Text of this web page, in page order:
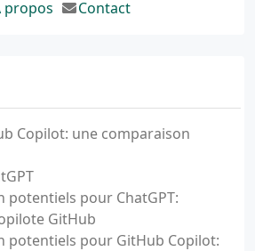
propos
Contact
Copilot: une comparaison
potentiels pour ChatGPT:
GitHub
potentiels pour GitHub Copilot: